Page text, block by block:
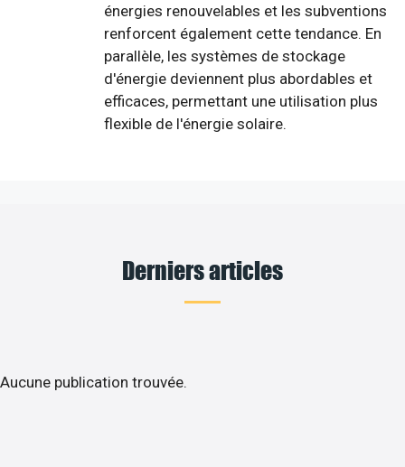
énergies renouvelables et les subventions
renforcent également cette tendance. En
parallèle, les systèmes de stockage
d'énergie deviennent plus abordables et
efficaces, permettant une utilisation plus
flexible de l'énergie solaire.
Derniers articles
Aucune publication trouvée.